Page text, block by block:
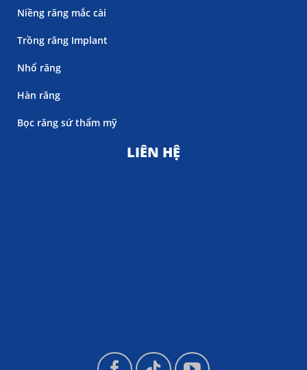
Niềng răng mắc cài
Trồng răng Implant
Nhổ răng
Hàn răng
Bọc răng sứ thẩm mỹ
LIÊN HỆ